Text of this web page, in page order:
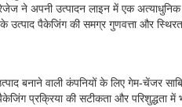
ने अपनी उत्पादन लाइन में एक
पैकेजिंग की समग्र गुणवत्ता और
बनाने वाली कंपनियों के लिए गेम-
प्रक्रिया की सटीकता और